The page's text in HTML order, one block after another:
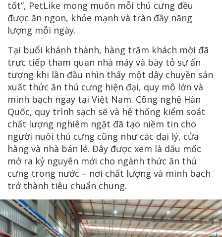
tốt”, PetLike mong muốn mỗi thú cưng đều
được ăn ngon, khỏe mạnh và tràn đầy năng
lượng mỗi ngày.
Tại buổi khánh thành, hàng trăm khách mời đã
trực tiếp tham quan nhà máy và bày tỏ sự ấn
tượng khi lần đầu nhìn thấy một dây chuyền sản
xuất thức ăn thú cưng hiện đại, quy mô lớn và
minh bạch ngay tại Việt Nam. Công nghệ Hàn
Quốc, quy trình sạch sẽ và hệ thống kiểm soát
chất lượng nghiêm ngặt đã tạo niềm tin cho
người nuôi thú cưng cũng như các đại lý, cửa
hàng và nhà bán lẻ. Đây được xem là dấu mốc
mở ra kỷ nguyên mới cho ngành thức ăn thú
cưng trong nước – nơi chất lượng và minh bạch
trở thành tiêu chuẩn chung.